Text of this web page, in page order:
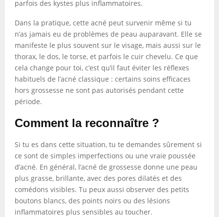
parfois des kystes plus inflammatoires.
Dans la pratique, cette acné peut survenir même si tu
n’as jamais eu de problèmes de peau auparavant. Elle se
manifeste le plus souvent sur le visage, mais aussi sur le
thorax, le dos, le torse, et parfois le cuir chevelu. Ce que
cela change pour toi, c’est qu’il faut éviter les réflexes
habituels de l’acné classique : certains soins efficaces
hors grossesse ne sont pas autorisés pendant cette
période.
Comment la reconnaître ?
Si tu es dans cette situation, tu te demandes sûrement si
ce sont de simples imperfections ou une vraie poussée
d’acné. En général, l’acné de grossesse donne une peau
plus grasse, brillante, avec des pores dilatés et des
comédons visibles. Tu peux aussi observer des petits
boutons blancs, des points noirs ou des lésions
inflammatoires plus sensibles au toucher.